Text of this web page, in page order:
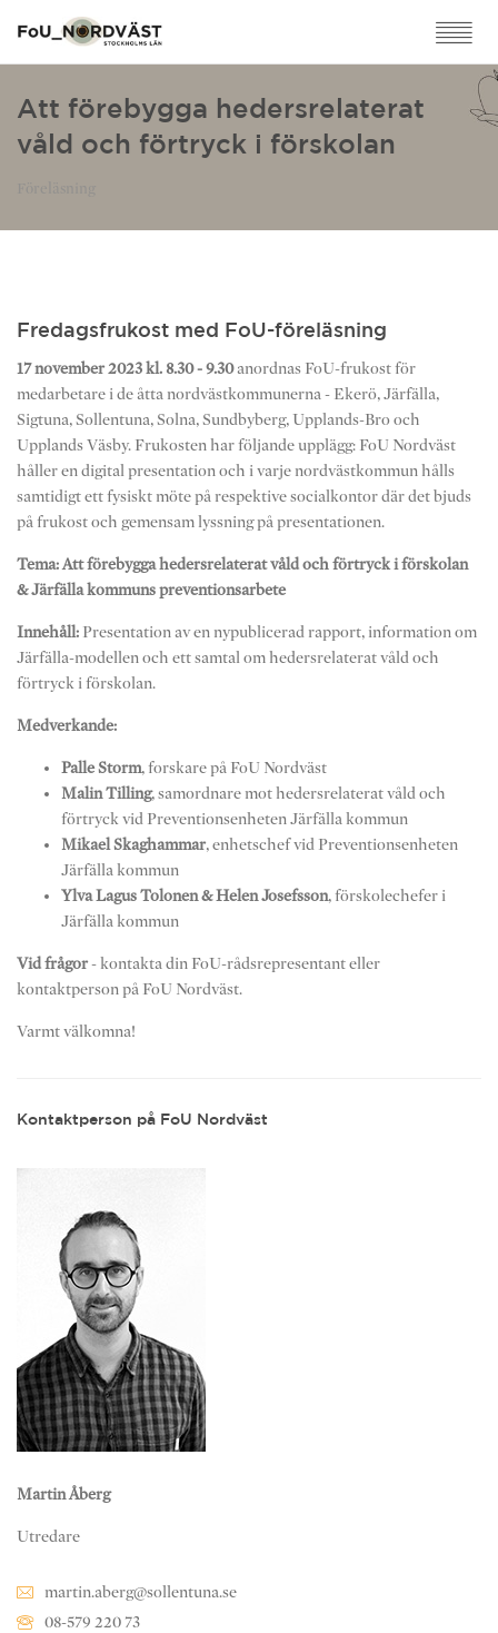
Att förebygga hedersrelaterat
våld och förtryck i förskolan
Fredagsfrukost med FoU-föreläsning
17 november 2023 kl. 8.30 - 9.30anordnas FoU-frukost för
medarbetare i de åtta nordvästkommunerna - Ekerö, Järfälla,
Sigtuna, Sollentuna, Solna, Sundbyberg, Upplands-Bro och
Upplands Väsby. Frukosten har följande upplägg: FoU Nordväst
håller en digital presentation och i varje nordvästkommun hålls
samtidigt ett fysiskt möte på respektive socialkontor där det bjuds
på frukost och gemensam lyssning på presentationen.
Tema: Att förebygga hedersrelaterat våld och förtryck i förskolan
& Järfälla kommuns preventionsarbete
Innehåll: Presentation av en nypublicerad rapport, information om
Järfälla-modellen och ett samtal om hedersrelaterat våld och
förtryck i förskolan.
Medverkande:
Palle Storm, forskare på FoU Nordväst
Malin Tilling, samordnare mot hedersrelaterat våld och
förtryck vid Preventionsenheten Järfälla kommun
Mikael Skaghammar, enhetschef vid Preventionsenheten
Järfälla kommun
Ylva Lagus Tolonen & Helen Josefsson, förskolechefer i
Järfälla kommun
Vid frågor- kontakta din FoU-rådsrepresentant eller
kontaktperson på FoU Nordväst.
Varmt välkomna!
Kontaktperson på FoU Nordväst
Martin Åberg
Utredare
martin.aberg@sollentuna.se
08-579 220 73